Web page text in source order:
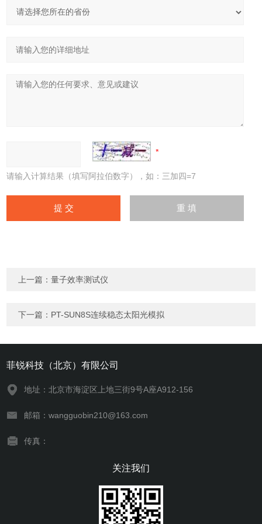
请输入计算结果（填写阿拉伯数字），如：三加四=7
上一篇：量子效率测试仪
下一篇： PT-SUN8S连续稳态太阳光模拟
菲锐科技（北京）有限公司
地址：北京市海淀区上地三街9号A座A912-156
邮箱：wangguobin210@163.com
传真：
关注我们